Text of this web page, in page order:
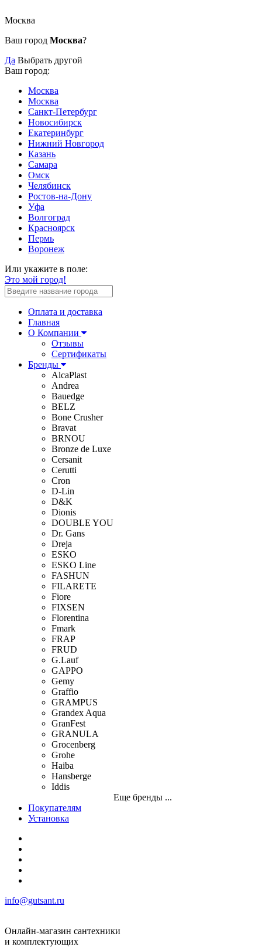
Москва
Ваш город Москва?
Да Выбрать другой
Ваш город:
Москва
Москва
Санкт-Петербург
Новосибирск
Екатеринбург
Нижний Новгород
Казань
Самара
Омск
Челябинск
Ростов-на-Дону
Уфа
Волгоград
Красноярск
Пермь
Воронеж
Или укажите в поле:
Это мой город!
Оплата и доставка
Главная
О Компании
Отзывы
Сертификаты
Бренды
AlcaPlast
Andrea
Bauedge
BELZ
Bone Crusher
Bravat
BRNOU
Bronze de Luxe
Cersanit
Cerutti
Cron
D-Lin
D&K
Dionis
DOUBLE YOU
Dr. Gans
Dreja
ESKO
ESKO Line
FASHUN
FILARETE
Fiore
FIXSEN
Florentina
Fmark
FRAP
FRUD
G.Lauf
GAPPO
Gemy
Graffio
GRAMPUS
Grandex Aqua
GranFest
GRANULA
Grocenberg
Grohe
Haiba
Hansberge
Iddis
Еще бренды ...
Покупателям
Установка
info@gutsant.ru
Онлайн-магазин сантехники
и комплектующих